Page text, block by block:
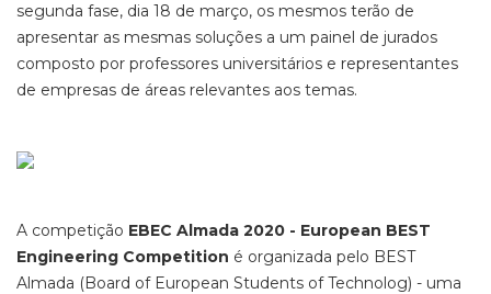
segunda fase, dia 18 de março, os mesmos terão de
apresentar as mesmas soluções a um painel de jurados
composto por professores universitários e representantes
de empresas de áreas relevantes aos temas.
A competição EBEC Almada 2020 - European BEST
Engineering Competition é organizada pelo BEST
Almada (Board of European Students of Technolog) - uma